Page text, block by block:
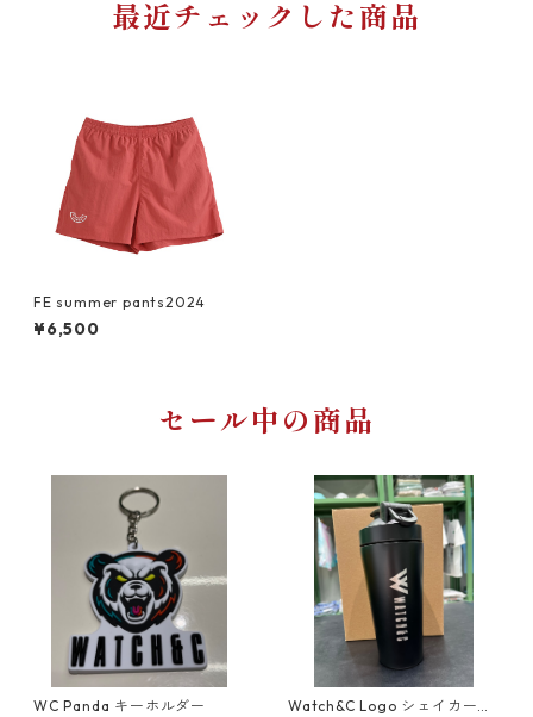
最近チェックした商品
FE summer pants2024
¥6,500
セール中の商品
WC Panda キーホルダー
Watch&C Logo シェイカー